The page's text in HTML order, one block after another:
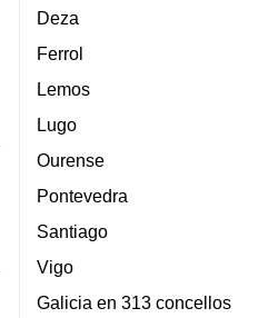
Deza
Ferrol
Lemos
Lugo
Ourense
Pontevedra
Santiago
Vigo
Galicia en 313 concellos